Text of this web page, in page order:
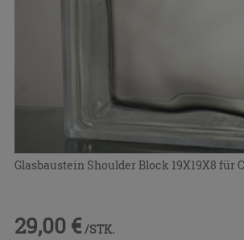
Glasbaustein Shoulder Block 19X19X8 für
29,00 € /STK.